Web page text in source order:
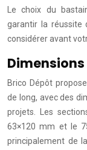
Le choix du
garantir la réussite
considérer avant
Brico Dépôt
de long, avec des
projets. Les
63×120 mm et le
principalement de